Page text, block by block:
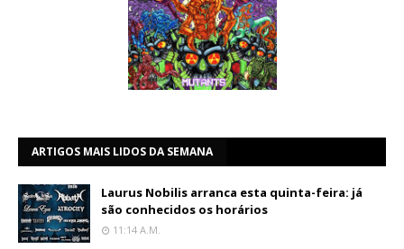
ARTIGOS MAIS LIDOS DA SEMANA
Laurus Nobilis arranca esta quinta-feira: já
são conhecidos os horários
11:14 A.m.